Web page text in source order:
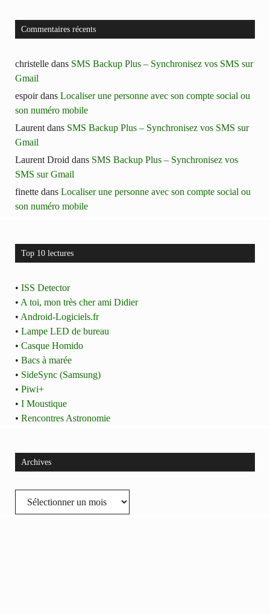
Commentaires récents
christelle dans SMS Backup Plus – Synchronisez vos SMS sur
Gmail
espoirdans Localiser une personne avec son compte social ou
son numéro mobile
Laurent dans SMS Backup Plus – Synchronisez vos SMS sur
Gmail
Laurent Droid dans SMS Backup Plus – Synchronisez vos
SMS sur Gmail
finette dans Localiser une personne avec son compte social ou
son numéro mobile
Top 10 lectures
• ISS Detector
• A toi, mon très cher ami Didier
• Android-Logiciels.fr
• Lampe LED de bureau
• Casque Homido
• Bacs à marée
• SideSync (Samsung)
• Piwi+
• I Moustique
• Rencontres Astronomie
Archives
Archives